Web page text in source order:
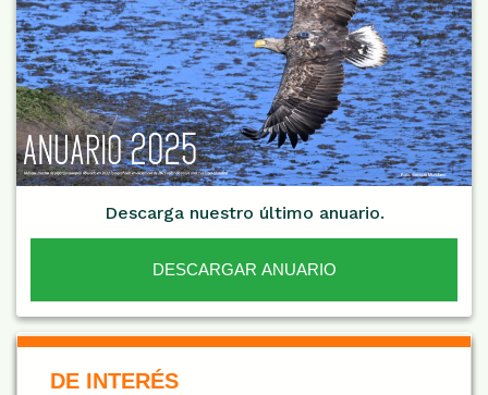
Descarga nuestro último anuario.
DESCARGAR ANUARIO
DE INTERÉS